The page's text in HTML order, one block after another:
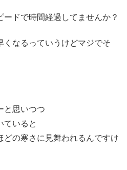
ドで時間経過してませんか？
くなるっていうけどマジでそ
と思いつつ
ていると
どの寒さに見舞われるんですけ